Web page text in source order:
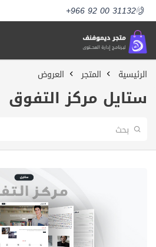
+966 92 00 31132
الرئيسية المتجر العروض
ستايل مركز التفوق